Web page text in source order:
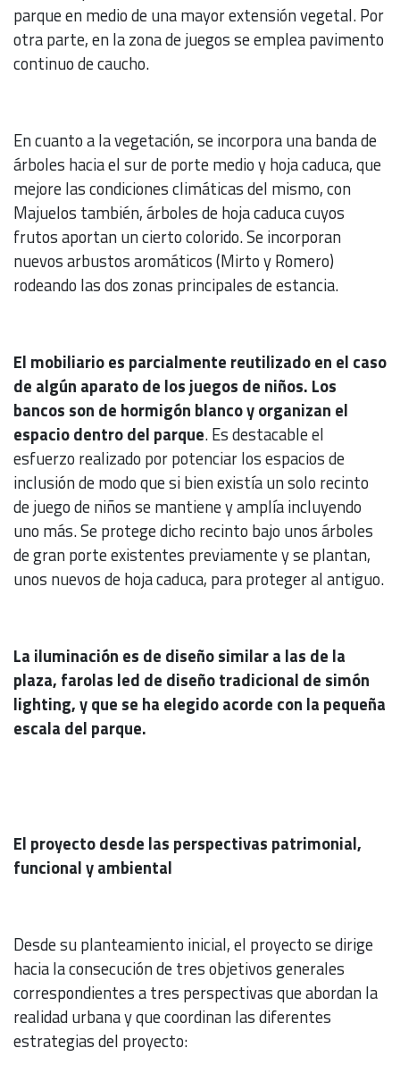
parque en medio de una mayor extensión vegetal. Por
otra parte, en la zona de juegos se emplea pavimento
continuo de caucho.
En cuanto a la vegetación, se incorpora una banda de
árboles hacia el sur de porte medio y hoja caduca, que
mejore las condiciones climáticas del mismo, con
Majuelos también, árboles de hoja caduca cuyos
frutos aportan un cierto colorido. Se incorporan
nuevos arbustos aromáticos (Mirto y Romero)
rodeando las dos zonas principales de estancia.
El mobiliario es parcialmente reutilizado en el caso
de algún aparato de los juegos de niños. Los
bancos son de hormigón blanco y organizan el
espacio dentro del parque. Es destacable el
esfuerzo realizado por potenciar los espacios de
inclusión de modo que si bien existía un solo recinto
de juego de niños se mantiene y amplía incluyendo
uno más. Se protege dicho recinto bajo unos árboles
de gran porte existentes previamente y se plantan,
unos nuevos de hoja caduca, para proteger al antiguo.
La iluminación es de diseño similar a las de la
plaza, farolas led de diseño tradicional de simón
lighting, y que se ha elegido acorde con la pequeña
escala del parque.
El proyecto desde las perspectivas patrimonial,
funcional y ambiental
Desde su planteamiento inicial, el proyecto se dirige
hacia la consecución de tres objetivos generales
correspondientes a tres perspectivas que abordan la
realidad urbana y que coordinan las diferentes
estrategias del proyecto: